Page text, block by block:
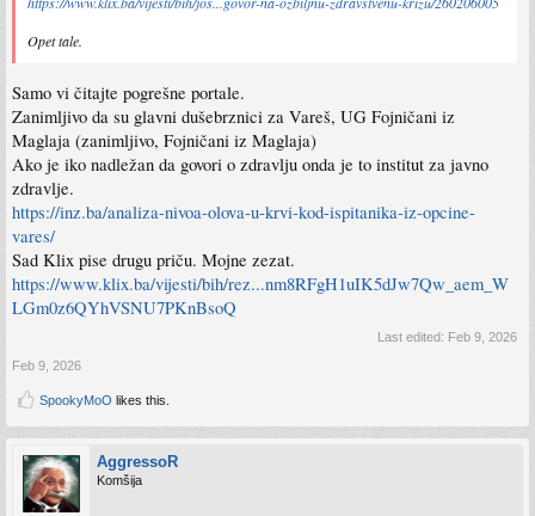
Opet tale.
Samo vi čitajte pogrešne portale.
Zanimljivo da su glavni dušebrznici za Vareš, UG Fojničani iz
Maglaja (zanimljivo, Fojničani iz Maglaja)
Ako je iko nadležan da govori o zdravlju onda je to institut za javno
zdravlje.
https://inz.ba/analiza-nivoa-olova-u-krvi-kod-ispitanika-iz-opcine-
vares/
Sad Klix pise drugu priču. Mojne zezat.
https://www.klix.ba/vijesti/bih/rez...nm8RFgH1uIK5dJw7Qw_aem_W
LGm0z6QYhVSNU7PKnBsoQ
Last edited: Feb 9, 2026
Feb 9, 2026
SpookyMoO likes this.
AggressoR
Komšija